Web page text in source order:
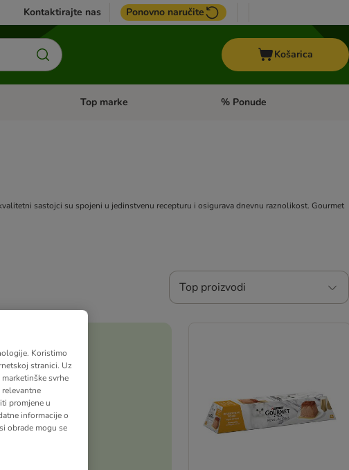
Kontaktirajte nas Ponovno naručite
Košarica
Pregled kategorija: + VET hrana
Top marke Pregled kategorija: Top marke
% Ponude
sastojci su spojeni u jedinstvenu recepturu i osigurava dnevnu raznolikost. Gourmet
Top proizvodi
Koristimo
stranici. Uz
svrhe
promjene u
informacije o
obrade mogu se